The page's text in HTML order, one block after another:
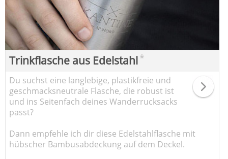
Trinkflasche aus Edelstahl*
Du suchst eine langlebige, plastikfreie und
geschmacksneutrale Flasche, die robust ist
und ins Seitenfach deines Wanderrucksacks
passt?
Dann empfehle ich dir diese Edelstahlflasche mit
hübscher Bambusabdeckung auf dem Deckel.